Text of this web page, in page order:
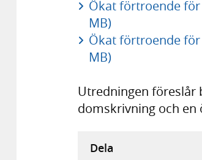
Ökat förtroende
MB)
Ökat förtroende
MB)
Utredningen föreslår
domskrivning och
Dela